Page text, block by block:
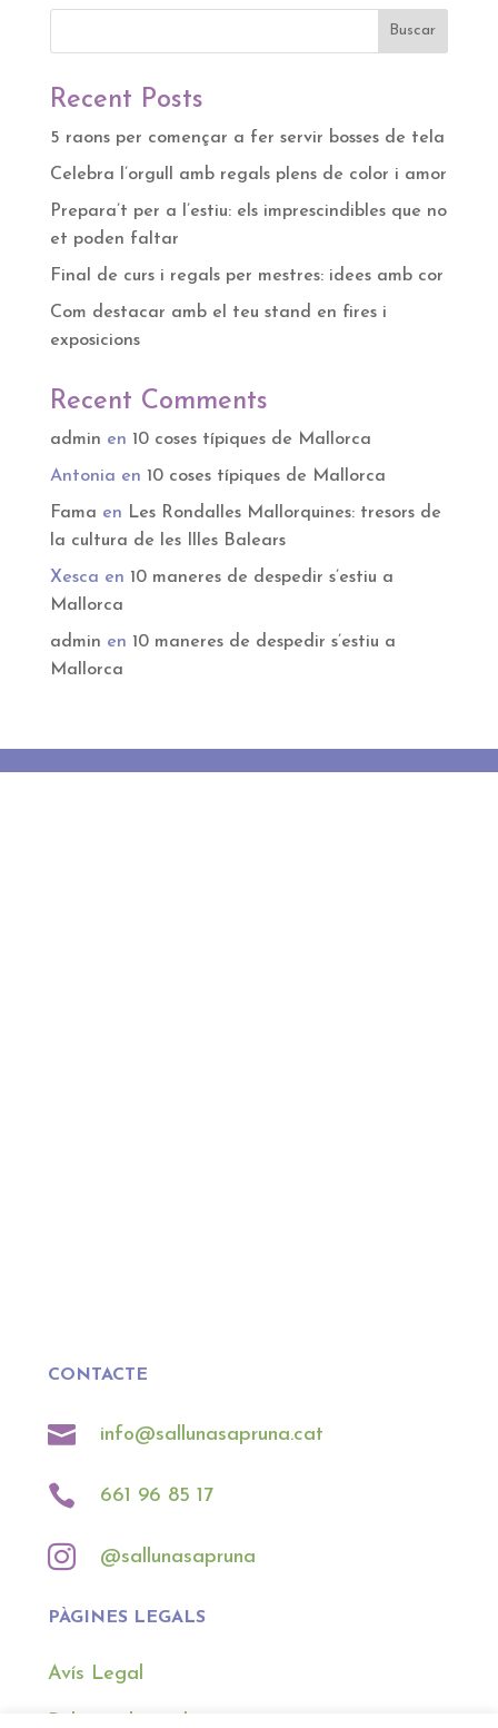
Buscar
Recent Posts
5 raons per començar a fer servir bosses de tela
Celebra l’orgull amb regals plens de color i amor
Prepara’t per a l’estiu: els imprescindibles que no
et poden faltar
Final de curs i regals per mestres: idees amb cor
Com destacar amb el teu stand en fires i
exposicions
Recent Comments
admin en 10 coses típiques de Mallorca
Antonia en 10 coses típiques de Mallorca
Fama en Les Rondalles Mallorquines: tresors de
la cultura de les Illes Balears
Xesca en 10 maneres de despedir s’estiu a
Mallorca
admin en 10 maneres de despedir s’estiu a
Mallorca
CONTACTE
 info@sallunasapruna.cat
 661 96 85 17
 @sallunasapruna
PÀGINES LEGALS
Avís Legal